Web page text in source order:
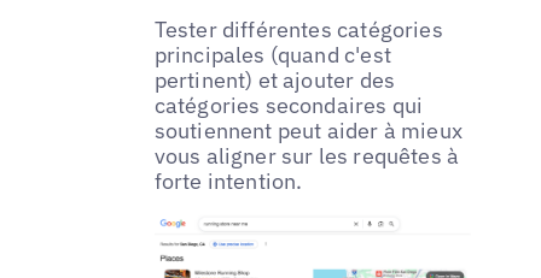
Tester différentes catégories
principales (quand c'est
pertinent) et ajouter des
catégories secondaires qui
soutiennent peut aider à mieux
vous aligner sur les requêtes à
forte intention.